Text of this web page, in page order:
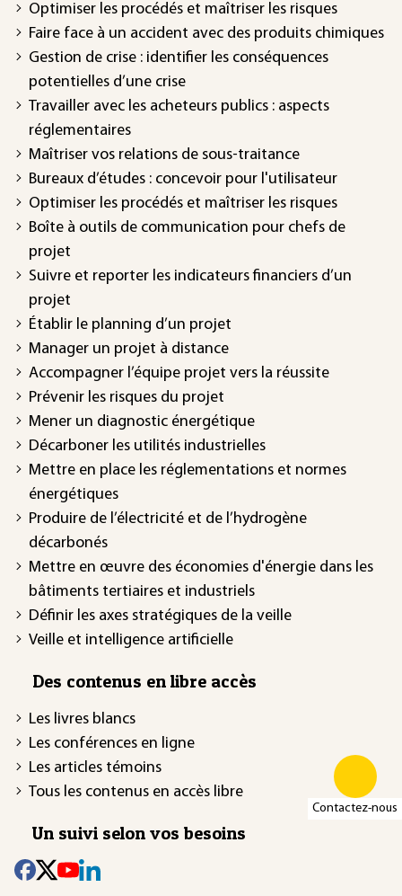
Contactez-nous
Optimiser les procédés et maîtriser les risques
Faire face à un accident avec des produits chimiques
Gestion de crise : identifier les conséquences
potentielles d’une crise
Travailler avec les acheteurs publics : aspects
réglementaires
Maîtriser vos relations de sous-traitance
Bureaux d’études : concevoir pour l'utilisateur
Optimiser les procédés et maîtriser les risques
Boîte à outils de communication pour chefs de
projet
Suivre et reporter les indicateurs financiers d’un
projet
Établir le planning d’un projet
Manager un projet à distance
Accompagner l’équipe projet vers la réussite
Prévenir les risques du projet
Mener un diagnostic énergétique
Décarboner les utilités industrielles
Mettre en place les réglementations et normes
énergétiques
Produire de l’électricité et de l’hydrogène
décarbonés
Mettre en œuvre des économies d'énergie dans les
bâtiments tertiaires et industriels
Définir les axes stratégiques de la veille
Veille et intelligence artificielle
Des contenus en libre accès
Les livres blancs
Les conférences en ligne
Les articles témoins
Tous les contenus en accès libre
Un suivi selon vos besoins